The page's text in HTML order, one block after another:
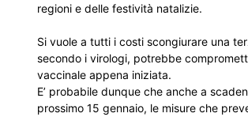
regioni e delle festività natalizie.
Si vuole a tutti i costi scongiurare una
secondo i virologi, potrebbe
vaccinale appena iniziata.
E’ probabile dunque che anche a
prossimo 15 gennaio, le misure che